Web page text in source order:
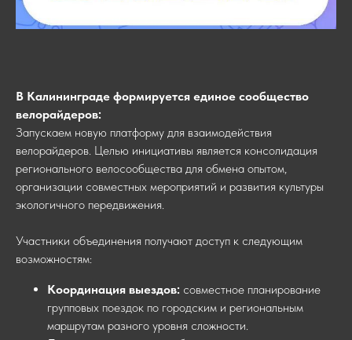
В Калининграде формируется единое сообщество
велорайдеров:
Запускаем новую платформу для взаимодействия
велорайдеров. Целью инициативы является консолидация
регионального велосообщества для обмена опытом,
организации совместных мероприятий и развития культуры
экологичного передвижения.
Участники объединения получают доступ к следующим
возможностям:
Координация выездов: совместное планирование
групповых поездок по городским и региональным
маршрутам разного уровня сложности.